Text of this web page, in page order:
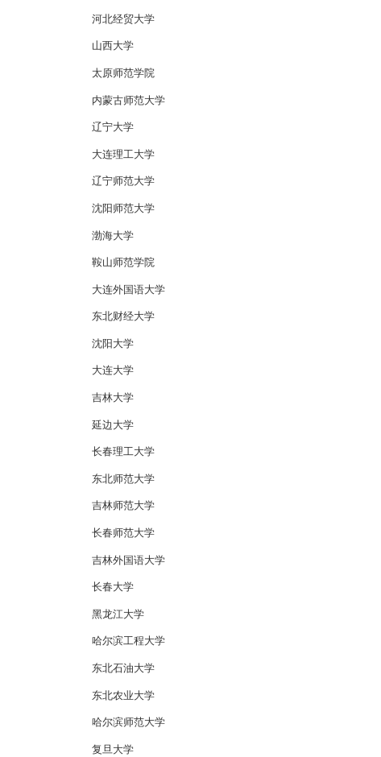
河北经贸大学
山西大学
太原师范学院
内蒙古师范大学
辽宁大学
大连理工大学
辽宁师范大学
沈阳师范大学
渤海大学
鞍山师范学院
大连外国语大学
东北财经大学
沈阳大学
大连大学
吉林大学
延边大学
长春理工大学
东北师范大学
吉林师范大学
长春师范大学
吉林外国语大学
长春大学
黑龙江大学
哈尔滨工程大学
东北石油大学
东北农业大学
哈尔滨师范大学
复旦大学